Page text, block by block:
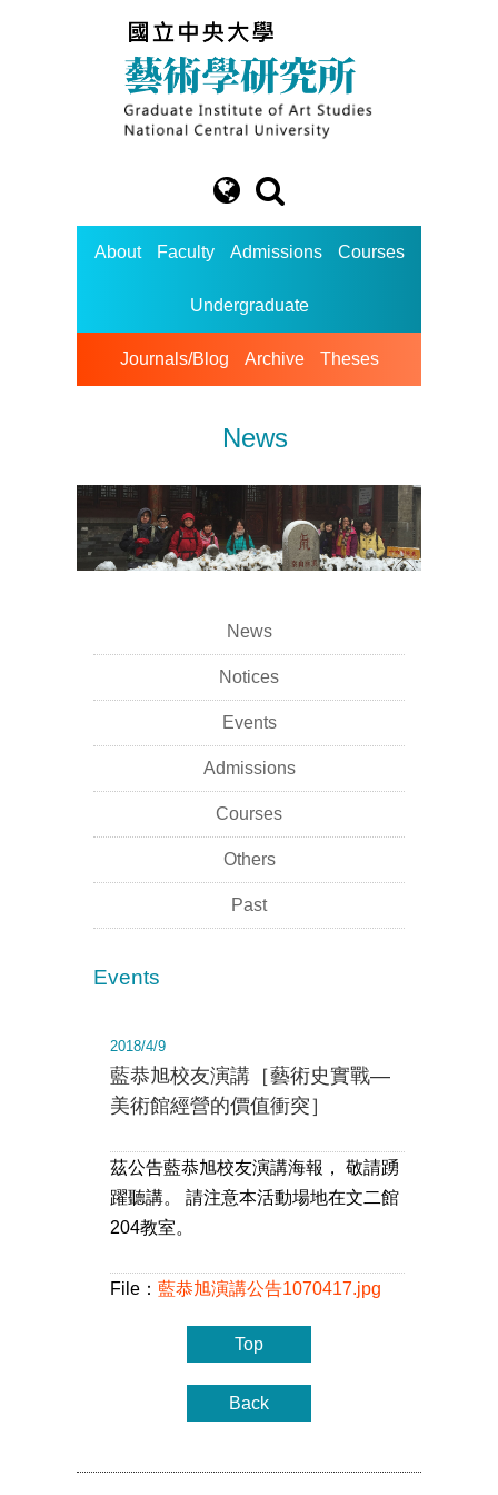
About Faculty Admissions Courses
Undergraduate
Journals/Blog Archive Theses
News
News
Notices
Events
Admissions
Courses
Others
Past
Events
2018/4/9
藍恭旭校友演講［藝術史實戰—
美術館經營的價值衝突］
茲公告藍恭旭校友演講海報， 敬請踴
躍聽講。 請注意本活動場地在文二館
204教室。
File： 藍恭旭演講公告1070417.jpg
Top
Back